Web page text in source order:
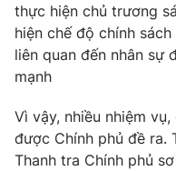
thực hiện chủ trương
hiện chế độ chính
liên quan đến nhân sự
mạnh
Vì vậy, nhiều nhiệm
được Chính phủ đề ra.
Thanh tra Chính phủ